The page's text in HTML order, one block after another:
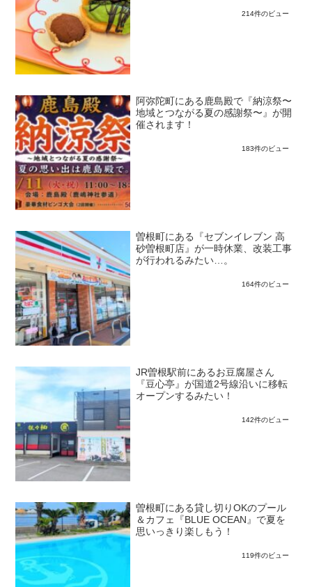
214件のビュー
阿弥陀町にある鹿島殿で『納涼祭〜
地域とつながる夏の感謝祭〜』が開
催されます！
183件のビュー
曽根町にある『セブンイレブン 高
砂曽根町店』が一時休業、改装工事
が行われるみたい…。
164件のビュー
JR曽根駅前にあるお豆腐屋さん
『豆心亭』が国道2号線沿いに移転
オープンするみたい！
142件のビュー
曽根町にある貸し切りOKのプール
＆カフェ『BLUE OCEAN』で夏を
思いっきり楽しもう！
119件のビュー